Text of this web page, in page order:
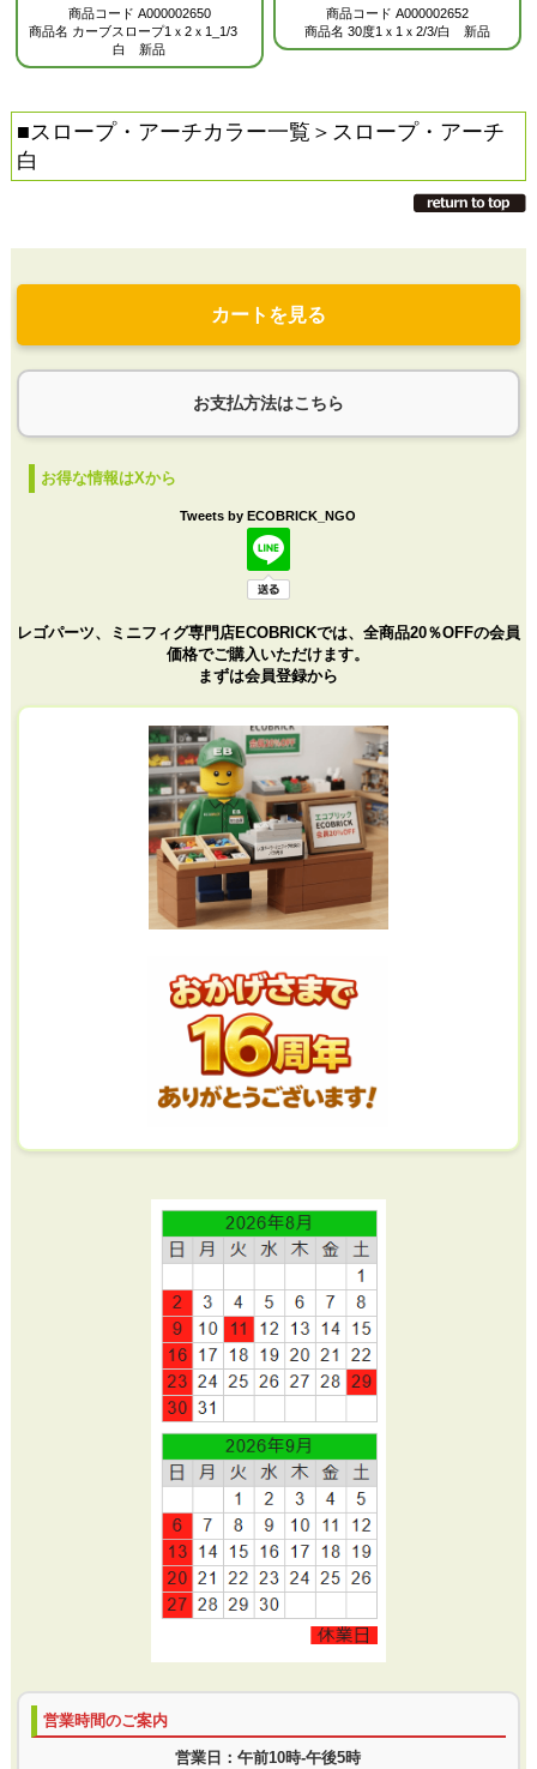
商品コード A000002650
商品名 カーブスロープ1ｘ2ｘ1_1/3
白 新品
商品コード A000002652
商品名 30度1ｘ1ｘ2/3/白 新品
■スロープ・アーチカラー一覧 ＞スロープ・アーチ
白
カートを見る
お支払方法はこちら
お得な情報はXから
Tweets by ECOBRICK_NGO
レゴパーツ、ミニフィグ専門店ECOBRICKでは、全商品20％OFFの会員
価格でご購入いただけます。
まずは会員登録から
営業時間のご案内
営業日：午前10時-午後5時